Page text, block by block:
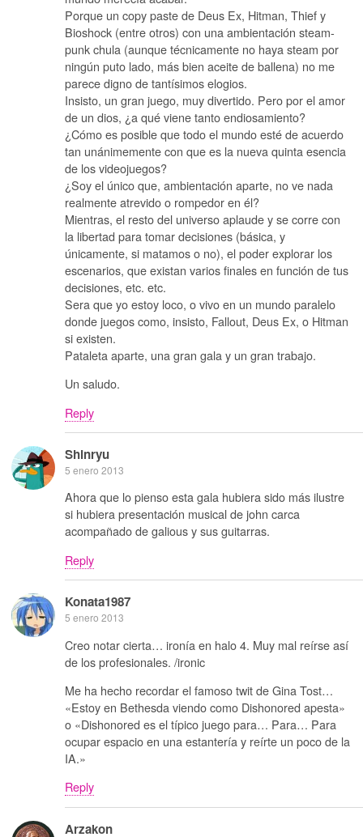
Porque un copy paste de Deus Ex, Hitman, Thief y
Bioshock (entre otros) con una ambientación steam-
punk chula (aunque técnicamente no haya steam por
ningún puto lado, más bien aceite de ballena) no me
parece digno de tantísimos elogios.
Insisto, un gran juego, muy divertido. Pero por el amor
de un dios, ¿a qué viene tanto endiosamiento?
¿Cómo es posible que todo el mundo esté de acuerdo
tan unánimemente con que es la nueva quinta esencia
de los videojuegos?
¿Soy el único que, ambientación aparte, no ve nada
realmente atrevido o rompedor en él?
Mientras, el resto del universo aplaude y se corre con
la libertad para tomar decisiones (básica, y
únicamente, si matamos o no), el poder explorar los
escenarios, que existan varios finales en función de tus
decisiones, etc. etc.
Sera que yo estoy loco, o vivo en un mundo paralelo
donde juegos como, insisto, Fallout, Deus Ex, o Hitman
si existen.
Pataleta aparte, una gran gala y un gran trabajo.
Un saludo.
Reply
Shinryu
5 enero 2013
Ahora que lo pienso esta gala hubiera sido más ilustre
si hubiera presentación musical de john carca
acompañado de galious y sus guitarras.
Reply
Konata1987
5 enero 2013
Creo notar cierta… ironía en halo 4. Muy mal reírse así
de los profesionales. /ironic
Me ha hecho recordar el famoso twit de Gina Tost…
«Estoy en Bethesda viendo como Dishonored apesta»
o «Dishonored es el típico juego para… Para… Para
ocupar espacio en una estantería y reírte un poco de la
IA.»
Reply
Arzakon